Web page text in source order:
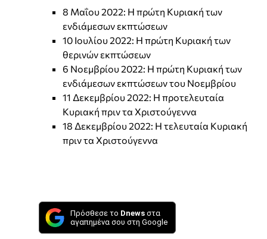
8 Μαΐου 2022: H πρώτη Κυριακή των
ενδιάμεσων εκπτώσεων
10 Ιουλίου 2022: Η πρώτη Κυριακή των
θερινών εκπτώσεων
6 Νοεμβρίου 2022: Η πρώτη Κυριακή των
ενδιάμεσων εκπτώσεων του Νοεμβρίου
11 Δεκεμβρίου 2022: Η προτελευταία
Κυριακή πριν τα Χριστούγεννα
18 Δεκεμβρίου 2022: Η τελευταία Κυριακή
πριν τα Χριστούγεννα
Πρόσθεσε το Dnews στα
αγαπημένα σου στη Google